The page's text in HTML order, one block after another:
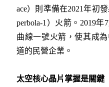
ace）則準備在2021年初
perbola-1）火箭。2019
曲線一號火箭，使其成
道的民營企業。
太空核心晶片掌握是關鍵